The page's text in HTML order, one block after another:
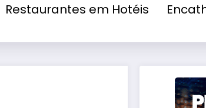
Restaurantes em Hotéis